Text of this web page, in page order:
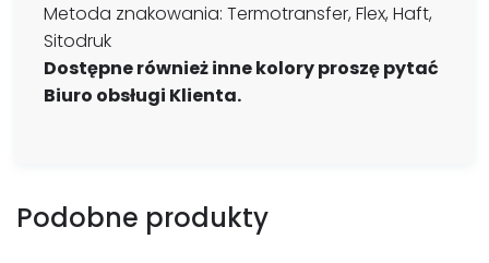
Metoda znakowania: Termotransfer, Flex, Haft,
Sitodruk
Dostępne również inne kolory proszę pytać
Biuro obsługi Klienta.
Podobne produkty